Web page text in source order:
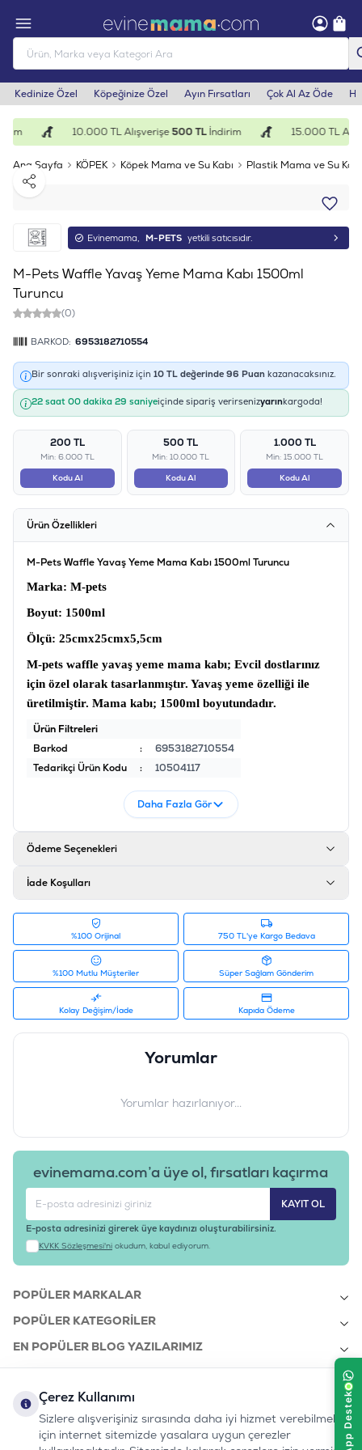
Kedinize Özel Köpeğinize Özel Ayın Fırsatları Çok Al Az Öde
10.000 TL Alışverişe500 TLİndirim 15.000 TL
Ana Sayfa KÖPEK Köpek Mama ve Su Kabı
Plastik Mama ve Su Kabı
Paylaş
Evinemama, M-PETS yetkili satıcısıdır.
M-Pets Waffle Yavaş Yeme Mama Kabı 1500ml
Turuncu
(0)
BARKOD: 6953182710554
Bir sonraki alışverişiniz için 10 TL değerinde 96 Puan kazanacaksınız.
22 saat 00 dakika 29 saniyeiçinde sipariş verirsenizyarınkargoda!
200 TL
Min: 6.000 TL
Kodu Al
500 TL
Min: 10.000 TL
Kodu Al
1.000 TL
Min: 15.000 TL
Kodu Al
Ürün Özellikleri
M-Pets Waffle Yavaş Yeme Mama Kabı 1500ml Turuncu
Marka: M-pets
Boyut: 1500ml
Ölçü: 25cmx25cmx5,5cm
M-pets waffle yavaş yeme mama kabı; Evcil dostlarınız
için özel olarak tasarlanmıştır. Yavaş yeme özelliği ile
üretilmiştir. Mama kabı; 1500ml boyutundadır.
Ürün Filtreleri
Barkod
:
6953182710554
Tedarikçi Ürün Kodu
: 10504117
Daha Fazla Gör
Ödeme Seçenekleri
İade Koşulları
%100 Orijinal 750 TL'ye Kargo Bedava
%100 Mutlu Müşteriler Süper Sağlam Gönderim
Kolay Değişim/İade Kapıda Ödeme
Yorumlar
Yorumlar hazırlanıyor...
evinemama.com’a üye ol, fırsatları kaçırma
KAYIT OL
E-posta adresinizi girerek üye kaydınızı oluşturabilirsiniz.
KVKK Sözleşmesi'ni okudum, kabul ediyorum.
POPÜLER MARKALAR
POPÜLER KATEGORILER
EN POPÜLER BLOG YAZILARIMIZ
KURUMSAL
Çerez Kullanımı
Sizlere alışverişiniz sırasında daha iyi hizmet verebilmek
için internet sitemizde yasalara uygun çerezler